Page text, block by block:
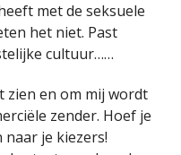
met de seksuele
het niet. Past
cultuur……
zien en om mij wordt
zender. Hoef je
je kiezers!